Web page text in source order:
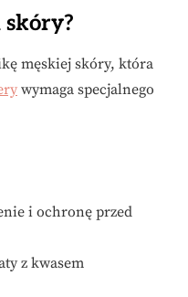
męskiej skóry, która
wymaga specjalnego
i ochronę przed
z kwasem